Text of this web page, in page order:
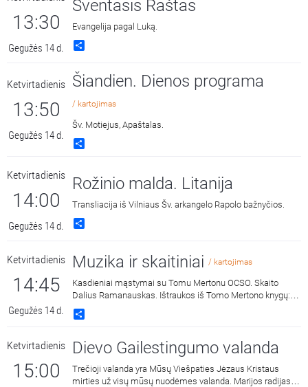
13:30
Gegužės 14 d.
Šventasis Raštas
Evangelija pagal Luką.
Ketvirtadienis
13:50
Gegužės 14 d.
Šiandien. Dienos programa
/ kartojimas
Šv. Motiejus, Apaštalas.
Ketvirtadienis
14:00
Gegužės 14 d.
Rožinio malda. Litanija
Transliacija iš Vilniaus Šv. arkangelo Rapolo bažnyčios.
Ketvirtadienis
14:45
Gegužės 14 d.
Muzika ir skaitiniai / kartojimas
Kasdieniai mąstymai su Tomu Mertonu OCSO. Skaito
Dalius Ramanauskas. Ištraukos iš Tomo Mertono knygų:
„Septynaukštis kalnas“, išleido „Katalikų pasaulio leidiniai“,
2011 m. ir „Jonos ženklas“, išleido „Katalikų pasaulio
Ketvirtadienis
15:00
Dievo Gailestingumo valanda
Trečioji valanda yra Mūsų Viešpaties Jėzaus Kristaus
mirties už visų mūsų nuodėmes valanda. Marijos radijas